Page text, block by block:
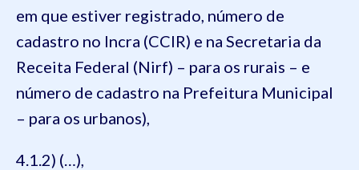
em que estiver registrado, número de
cadastro no Incra (CCIR) e na Secretaria da
Receita Federal (Nirf) – para os rurais – e
número de cadastro na Prefeitura Municipal
– para os urbanos),
4.1.2) (…),